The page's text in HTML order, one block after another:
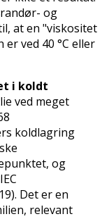
og
at en "viskositet
ved 40 °C eller
i koldt
ved meget
koldlagring
og
Det er en
relevant